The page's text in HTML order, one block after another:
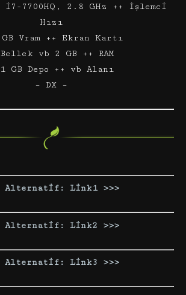
7700HQ, 2.8 GHz ++ İşlemci
Hızı
Vram ++ Ekran Kartı
vb 2 GB ++ RAM
GB Depo ++ vb Alanı
– DX –
Alternatif: Link1 >>>
Alternatif: Link2 >>>
Alternatif: Link3 >>>